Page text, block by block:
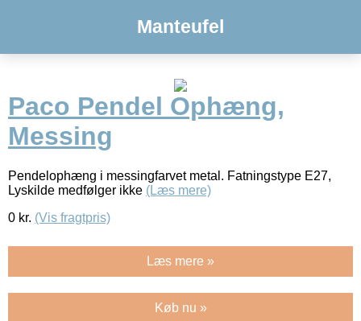
Manteufel
Paco Pendel Ophæng,
Messing
Pendelophæng i messingfarvet metal. Fatningstype E27,
Lyskilde medfølger ikke (Læs mere)
0 kr. (Vis fragtpris)
Læs mere »
Køb nu »